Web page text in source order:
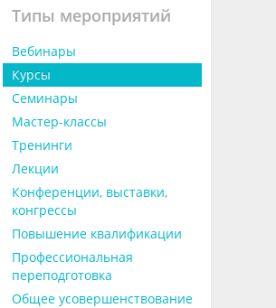
Типы мероприятий
Вебинары
Курсы
Семинары
Мастер-классы
Тренинги
Лекции
Конференции, выставки,
конгрессы
Повышение квалификации
Профессиональная
переподготовка
Общее усовершенствование